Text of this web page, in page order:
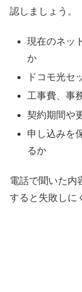
認しましょう。
現在のネッ
か
ドコモ光セ
工事費、事
契約期間や
申し込みを
るか
電話で聞いた内
すると失敗しに